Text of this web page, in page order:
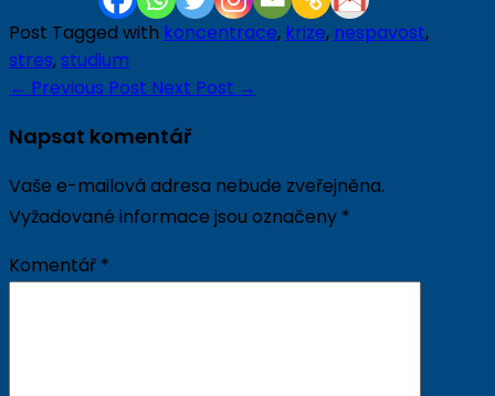
Post Tagged with koncentrace, krize, nespavost,
stres,studium
← Previous Post Next Post →
Napsat komentář
Vaše e-mailová adresa nebude zveřejněna.
Vyžadované informace jsou označeny *
Komentář *